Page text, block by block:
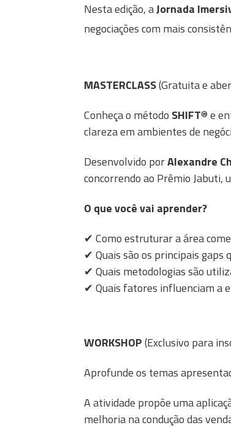
Nesta edição, aJornada
negociações com mais
MASTERCLASS(Gratuita e
Conheça o método SHIFT® e
clareza em ambientes de
Desenvolvido porAlexandre
concorrendo ao Prêmio
O que você vai aprender?
✔ Como estruturar a área
✔ Quais são os principais
✔ Quais metodologias são
✔ Quais fatores influenciam a
WORKSHOP(Exclusivo para
Aprofunde os temas
A atividade propõe uma
melhoria na condução das